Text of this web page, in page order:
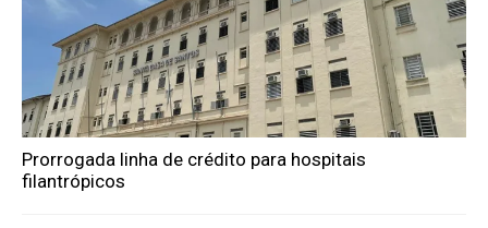
Prorrogada linha de crédito para hospitais
filantrópicos